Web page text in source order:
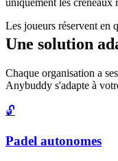
Les joueurs réservent en
Une solution
Chaque organisation a
Anybuddy s'adapte à
🔓
Padel autonomes